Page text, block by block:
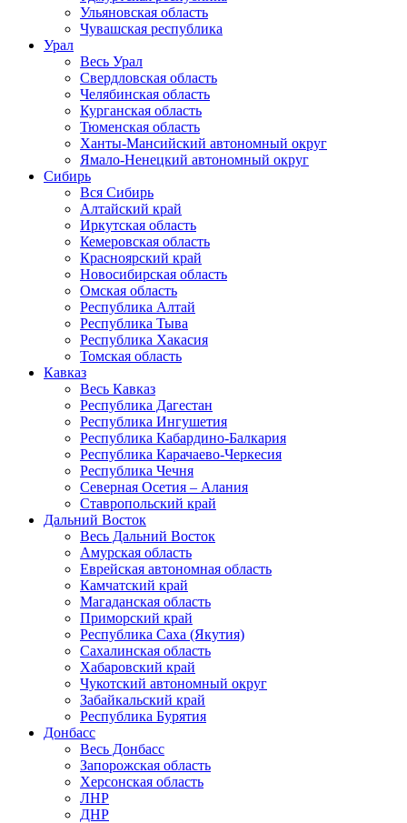
Ульяновская область
Чувашская республика
Урал
Весь Урал
Свердловская область
Челябинская область
Курганская область
Тюменская область
Ханты-Мансийский автономный округ
Ямало-Ненецкий автономный округ
Сибирь
Вся Сибирь
Алтайский край
Иркутская область
Кемеровская область
Красноярский край
Новосибирская область
Омская область
Республика Алтай
Республика Тыва
Республика Хакасия
Томская область
Кавказ
Весь Кавказ
Республика Дагестан
Республика Ингушетия
Республика Кабардино-Балкария
Республика Карачаево-Черкесия
Республика Чечня
Северная Осетия – Алания
Ставропольский край
Дальний Восток
Весь Дальний Восток
Амурская область
Еврейская автономная область
Камчатский край
Магаданская область
Приморский край
Республика Саха (Якутия)
Сахалинская область
Хабаровский край
Чукотский автономный округ
Забайкальский край
Республика Бурятия
Донбасс
Весь Донбасс
Запорожская область
Херсонская область
ЛНР
ДНР